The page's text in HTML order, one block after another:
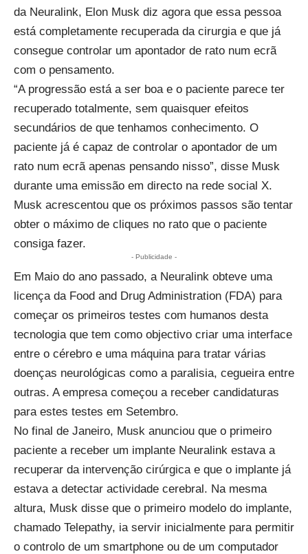
da Neuralink, Elon Musk diz agora que essa pessoa
está completamente recuperada da cirurgia e que já
consegue controlar um apontador de rato num ecrã
com o pensamento.
“A progressão está a ser boa e o paciente parece ter
recuperado totalmente, sem quaisquer efeitos
secundários de que tenhamos conhecimento. O
paciente já é capaz de controlar o apontador de um
rato num ecrã apenas pensando nisso”, disse Musk
durante uma emissão em directo na rede social X.
Musk acrescentou que os próximos passos são tentar
obter o máximo de cliques no rato que o paciente
consiga fazer.
- Publicidade -
Em Maio do ano passado, a Neuralink obteve uma
licença da Food and Drug Administration (FDA) para
começar os primeiros testes com humanos desta
tecnologia que tem como objectivo criar uma interface
entre o cérebro e uma máquina para tratar várias
doenças neurológicas como a paralisia, cegueira entre
outras. A empresa começou a receber candidaturas
para estes testes em Setembro.
No final de Janeiro, Musk anunciou que o primeiro
paciente a receber um implante Neuralink estava a
recuperar da intervenção cirúrgica e que o implante já
estava a detectar actividade cerebral. Na mesma
altura, Musk disse que o primeiro modelo do implante,
chamado Telepathy, ia servir inicialmente para permitir
o controlo de um smartphone ou de um computador